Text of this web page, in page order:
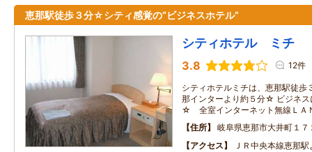
恵那駅徒歩３分☆シティ感覚の“ビジネスホテル”
シティホテル ミチ
3.8 12件
シティホテルミチは、恵那駅徒
那インターより約５分☆ ビジネス
☆ 全室インターネット無線Ｌ
住所
岐阜県恵那市大井町１７
アクセス
ＪＲ中央本線恵那